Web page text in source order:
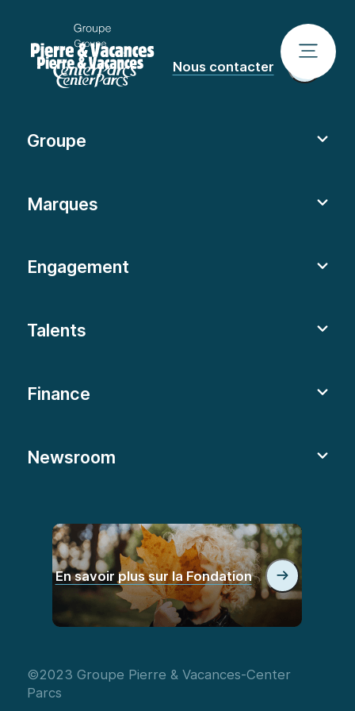
Nous contacter
Groupe
Marques
Engagement
Talents
Finance
Newsroom
En savoir plus sur la Fondation
©2023 Groupe Pierre & Vacances-Center
Parcs